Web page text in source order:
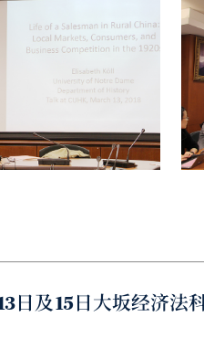
日及15日大坂经济法